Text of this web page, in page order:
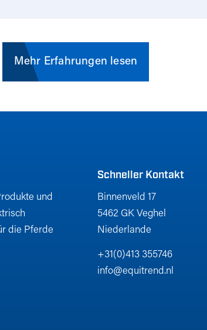
Mehr Erfahrungen lesen
und
die Pferde
Schneller Kontakt
Binnenveld 17
5462 GK Veghel
Niederlande
+31(0)413 355746
info@equitrend.nl